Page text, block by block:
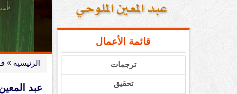
قائمة الأعمال
ترجمات
تحقيق
الرئيسية
عبد